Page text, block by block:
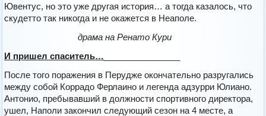
Ювентус, но это уже другая история… а тогда казалось, что
скудетто так никогда и не окажется в Неаполе.
драма на Ренато Кури
И пришел спаситель…
После того поражения в Перудже окончательно разругались
между собой Коррадо Ферлаино и легенда адзурри Юлиано.
Антонио, пребывавший в должности спортивного директора,
ушел, Наполи закончил следующий сезон на 4 месте, а